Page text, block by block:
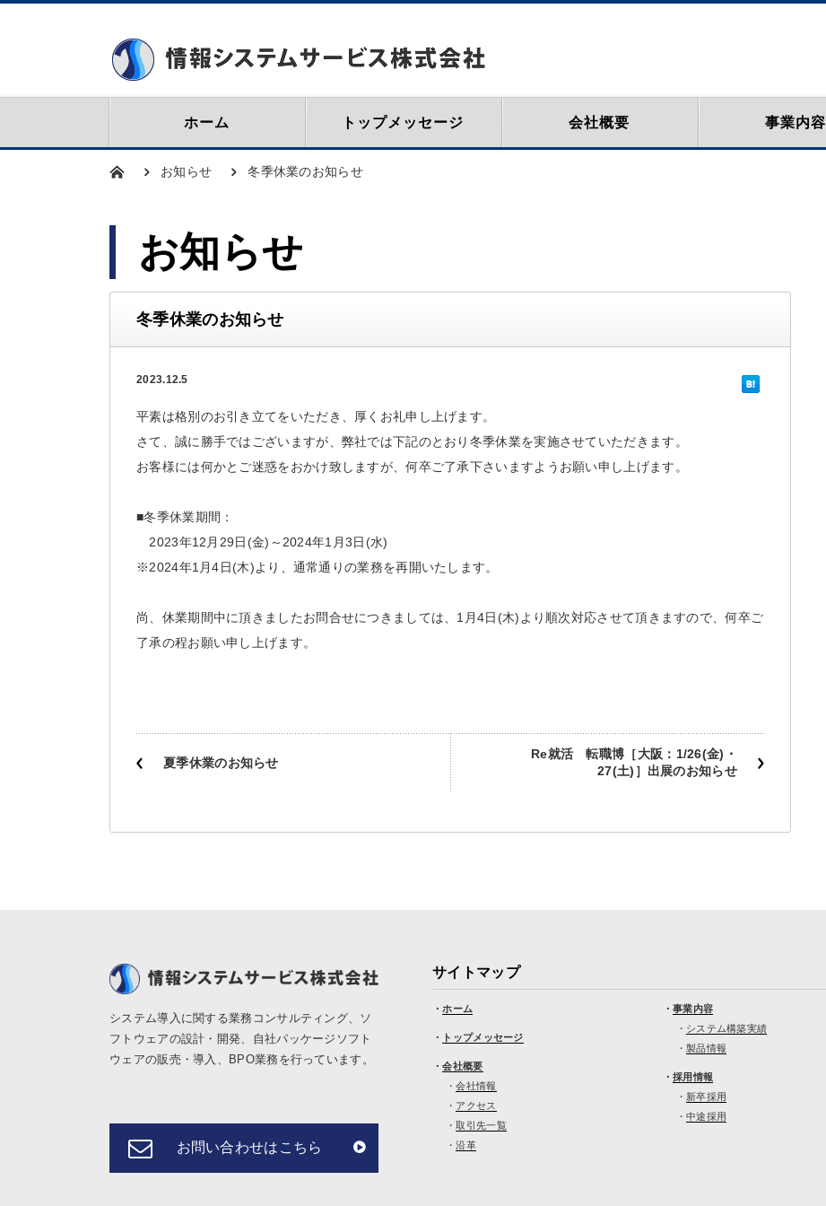
ホーム トップメッセージ 会社概要 事業内容
お知らせ 冬季休業のお知らせ
お知らせ
冬季休業のお知らせ
2023.12.5
平素は格別のお引き立てをいただき、厚くお礼申し上げます。
さて、誠に勝手ではございますが、弊社では下記のとおり冬季休業を実施させていただきます。
お客様には何かとご迷惑をおかけ致しますが、何卒ご了承下さいますようお願い申し上げます。
■冬季休業期間：
2023年12月29日(金)～2024年1月3日(水)
※2024年1月4日(木)より、通常通りの業務を再開いたします。
尚、休業期間中に頂きましたお問合せにつきましては、1月4日(木)より順次対応させて頂きますので、何卒ご
了承の程お願い申し上げます。
夏季休業のお知らせ
Re就活 転職博［大阪：1/26(金)・
27(土)］出展のお知らせ
システム導入に関する業務コンサルティング、ソ
フトウェアの設計・開発、自社パッケージソフト
ウェアの販売・導入、BPO業務を行っています。
お問い合わせはこちら
サイトマップ
・ ホーム
・ トップメッセージ
・会社概要
・会社情報
・ アクセス
・取引先一覧
・沿革
・ 事業内容
・ システム構築実績
・ 製品情報
・ 採用情報
・ 新卒採用
・ 中途採用